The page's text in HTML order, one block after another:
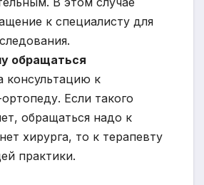
к специалисту для
обращаться
консультацию к
Если такого
обращаться надо к
хирурга, то к терапевту
практики.